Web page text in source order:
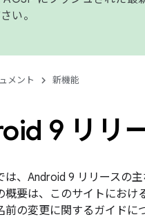
い。
メント 新機能
9 リリ
は、Android 9 リリースの
概要は、このサイトにおけ
前の変更に関するガイドに